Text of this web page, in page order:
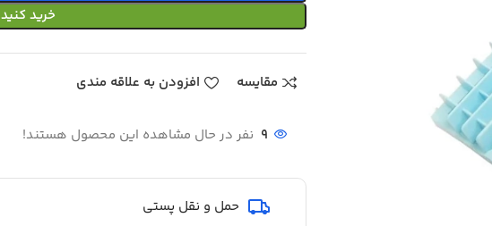
خرید کنید
مقایسه افزودن به علاقه مندی
9 نفر در حال مشاهده این محصول هستند!
حمل و نقل پستی